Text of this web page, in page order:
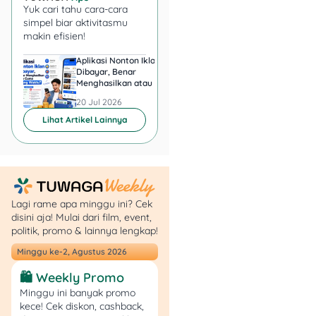
langsung terdeteksi dan
bisa membuat pengajuan
kamu ditolak di semua
aplikasi tersebut.
7. Nomor Telepon dan
Kontak Darurat Tidak
Valid
atau kontak darurat yang
tidak bisa dihubungi juga
jadi red flag. Ini akan
membuat pihak pinjol ragu
buat menyetujui pinjaman
kamu, karena dianggap
sulit dilacak kalau terjadi
gagal bayar.
Yuk cari tahu cara-cara
simpel biar aktivitasmu
makin efisien!
Aplikasi Nonton Iklan
Dibayar, Benar
Menghasilkan atau Cuma
20 Jul 2026
Lihat Artikel Lainnya
Lagi rame apa minggu ini? Cek
disini aja! Mulai dari film, event,
politik, promo & lainnya lengkap!
Minggu ke-2, Agustus 2026
🛍️ Weekly Promo
Minggu ini banyak promo
kece! Cek diskon, cashback,